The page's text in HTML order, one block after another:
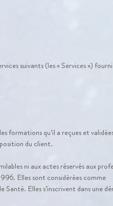
suivants (les « Services »)
formations qu’il a reçues et
du client.
ni aux actes réservés aux
Elles sont considérées comme
Elles s’inscrivent dans une